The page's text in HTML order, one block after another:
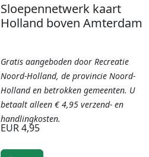
Sloepennetwerk kaart
Holland boven Amterdam
Gratis aangeboden door Recreatie
Noord-Holland, de provincie Noord-
Holland en betrokken gemeenten. U
betaalt alleen € 4,95 verzend- en
handlingkosten.
EUR 4,95